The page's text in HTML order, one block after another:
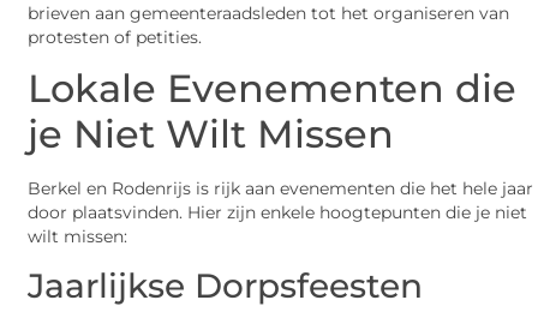
brieven aan gemeenteraadsleden tot het organiseren van
protesten of petities.
Lokale Evenementen die
je Niet Wilt Missen
Berkel en Rodenrijs is rijk aan evenementen die het hele jaar
door plaatsvinden. Hier zijn enkele hoogtepunten die je niet
wilt missen:
Jaarlijkse Dorpsfeesten